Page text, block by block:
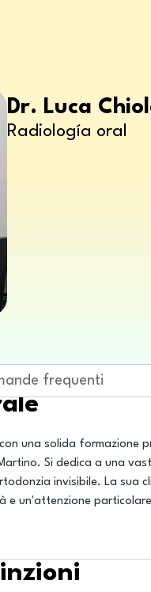
Dr. Luca
Radiología oral
frequenti
una solida formazione
Si dedica a una
invisibile. La sua
un'attenzione